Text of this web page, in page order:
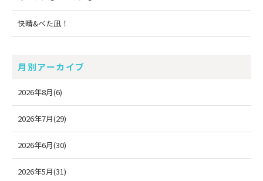
快晴&べた凪！
月別アーカイブ
2026年8月(6)
2026年7月(29)
2026年6月(30)
2026年5月(31)